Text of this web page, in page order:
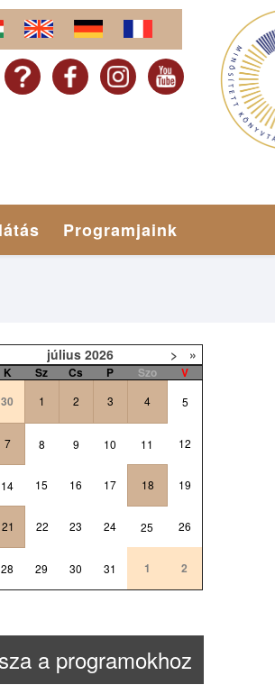
Programjaink
július 2026 > »
K Sz Cs P Szo
V
30 1 2 3 4 5
7 8 9 10 11 12
14 15 16 17 18 19
21 22 23 24 25 26
28 29 30 31 1 2
a programokhoz